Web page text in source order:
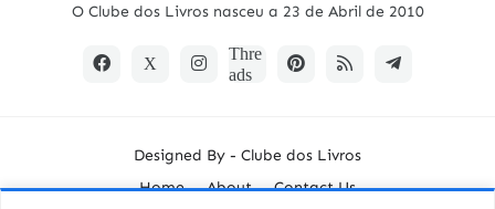
O Clube dos Livros nasceu a 23 de Abril de 2010
Designed By - Clube dos Livros
Home
About Contact Us